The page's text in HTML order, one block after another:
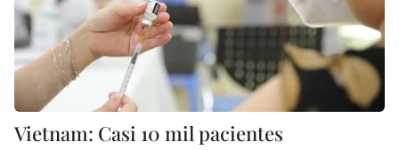
Vietnam: Casi 10 mil pacientes